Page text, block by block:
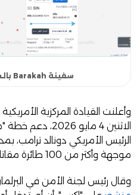
سفينة Barakah بالسواحل الإماراتية
وأعلنت القيادة المركزية الأمريكية
الاثنين 4 مايو
الرئيس الأمريكي دونالد ترامب،
موجهة وأكثر من 100 طائرة مقاتلة، و15 ألف جنديًا.
وقال رئيس لجنة الأمن في